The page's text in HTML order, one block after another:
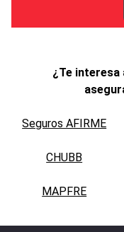
¿Te interesa
Seguros AFIRME
CHUBB
MAPFRE